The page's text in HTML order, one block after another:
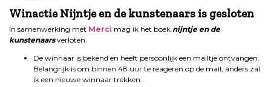
Winactie Nijntje en de kunstenaars is gesloten
In samenwerking met Merci mag ik het boek nijntje en de
kunstenaarsverloten.
De winnaar is bekend en heeft persoonlijk een mailtje ontvangen.
Belangrijk is om binnen 48 uur te reageren op de mail, anders zal
ik een nieuwe winnaar trekken.